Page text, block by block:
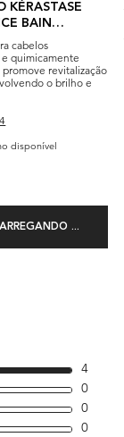
KÉRASTASE
BAIN
cabelos
quimicamente
revitalização
o brilho e
4
disponível
...
4
0
0
0